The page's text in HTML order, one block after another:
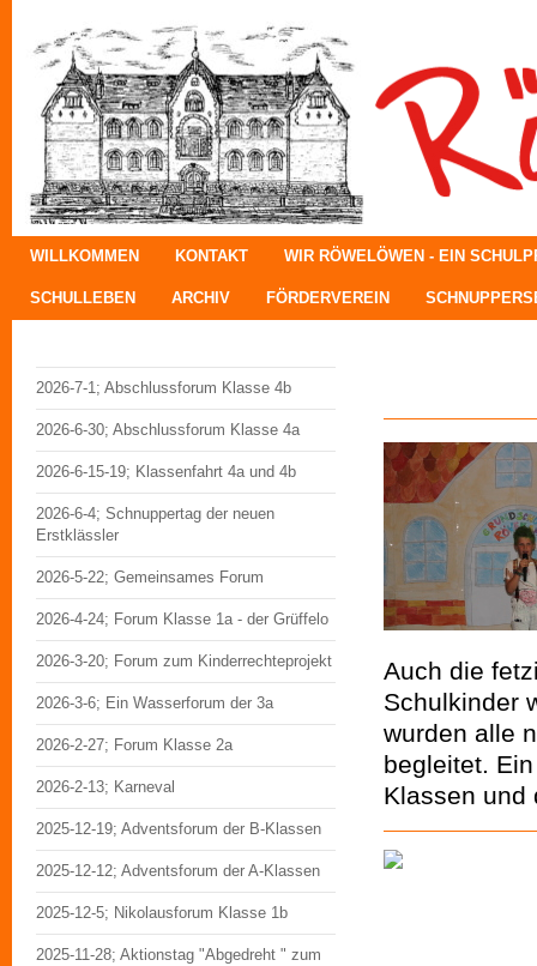
WILLKOMMEN KONTAKT WIR RÖWELÖWEN - EIN
SCHULLEBEN ARCHIV FÖRDERVEREIN
2026-7-1; Abschlussforum Klasse 4b
2026-6-30; Abschlussforum Klasse 4a
2026-6-15-19; Klassenfahrt 4a und 4b
2026-6-4; Schnuppertag der neuen
Erstklässler
2026-5-22; Gemeinsames Forum
2026-4-24; Forum Klasse 1a - der Grüffelo
2026-3-20; Forum zum Kinderrechteprojekt
2026-3-6; Ein Wasserforum der 3a
2026-2-27; Forum Klasse 2a
2026-2-13; Karneval
2025-12-19; Adventsforum der B-Klassen
2025-12-12; Adventsforum der A-Klassen
2025-12-5; Nikolausforum Klasse 1b
2025-11-28; Aktionstag "Abgedreht " zum
Auch die
Schulkinder
wurden alle
begleitet.
Klassen und